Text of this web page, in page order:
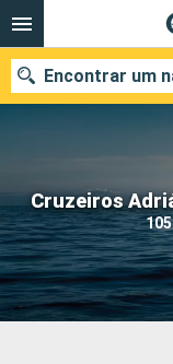
Cruzeiros
Encontrar um
Quando ir?
Data de partida
Cidades